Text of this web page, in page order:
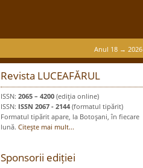
Anul 18 → 2026
Revista LUCEAFĂRUL
ISSN: 2065 – 4200(ediţia online)
ISSN: ISSN 2067 - 2144(formatul tipărit)
Formatul tipărit apare, la Botoşani, în fiecare
lună. Citeşte mai mult...
Sponsorii ediției